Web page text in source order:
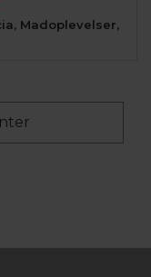
Madoplevelser,